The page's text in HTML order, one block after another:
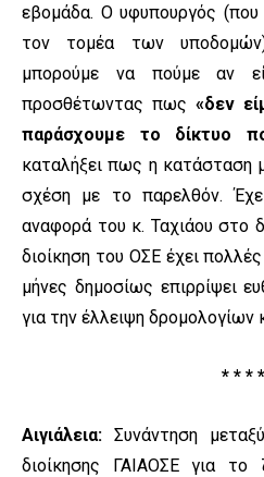
εβομάδα. Ο υφυπουργός (που
τον τομέα των
μπορούμε να πούμε αν
προσθέτωντας πως «δεν
παράσχουμε το δίκτυο
καταλήξει πως η κατάσταση
σχέση με το παρελθόν.
αναφορά του κ. Ταχιάου στο
διοίκηση του ΟΣΕ έχει
μήνες δημοσίως επιρρίψει
για την έλλειψη
* * * *
Αιγιάλεια: Συνάντηση
διοίκησης ΓΑΙΑΟΣΕ για το